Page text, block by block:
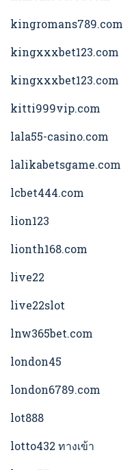
kingromans789.com
kingxxxbet123.com
kingxxxbet123.com
kitti999vip.com
lala55-casino.com
lalikabetsgame.com
lcbet444.com
lion123
lionth168.com
live22
live22slot
lnw365bet.com
london45
london6789.com
lot888
lotto432 ทางเข้า